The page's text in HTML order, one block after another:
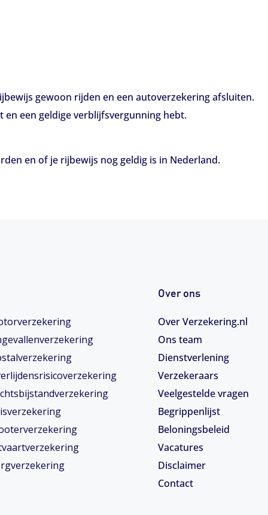
gewoon rijden en een autoverzekering afsluiten.
een geldige verblijfsvergunning hebt.
en of je rijbewijs nog geldig is in Nederland.
Over ons
Over Verzekering.nl
Ons team
Dienstverlening
Verzekeraars
Veelgestelde vragen
Begrippenlijst
Beloningsbeleid
Vacatures
Disclaimer
Contact